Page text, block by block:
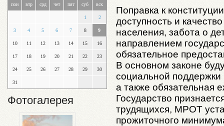
пон втр срд чет пят суб вск
1 2
3 4 5 6 7 8 9
10 11 12 13 14 15 16
17 18 19 20 21 22 23
24 25 26 27 28 29 30
31
Фотогалерея
Поправка к
доступность и
населения, забота о
направлением
обязательное
В основном законе
социальной
а также обязательная
Государство
трудящихся, МРОТ
прожиточного